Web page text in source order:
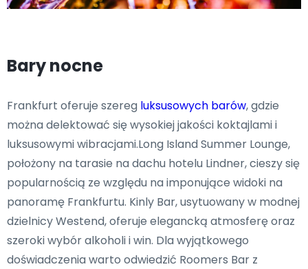
Bary nocne
Frankfurt oferuje szereg luksusowych barów, gdzie
można delektować się wysokiej jakości koktajlami i
luksusowymi wibracjami.Long Island Summer Lounge,
położony na tarasie na dachu hotelu Lindner, cieszy się
popularnością ze względu na imponujące widoki na
panoramę Frankfurtu. Kinly Bar, usytuowany w modnej
dzielnicy Westend, oferuje elegancką atmosferę oraz
szeroki wybór alkoholi i win. Dla wyjątkowego
doświadczenia warto odwiedzić Roomers Bar z